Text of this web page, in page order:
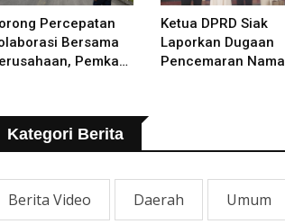
Percepatan
Bersama
Pemkab
Rusak
Ketua DPRD Siak
Laporkan Dugaan
Pencemaran Nama
Kategori Berita
Berita Video Daerah Umum